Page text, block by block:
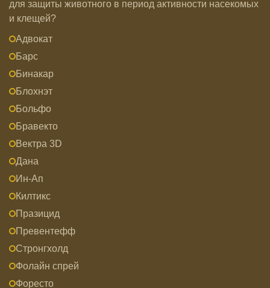
для защиты животного в период активности насекомых
и клещей?
Адвокат
Барс
Бинакар
Блохнэт
Больфо
Бравекто
Вектра 3D
Дана
Ин-Ап
Килтикс
Празицид
Превентефф
Стронгхолд
Фолайн спрей
Форесто